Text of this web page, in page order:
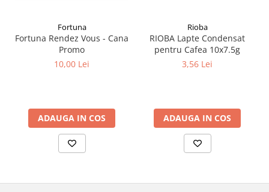
Fortuna
Fortuna Rendez Vous - Cana
Promo
10,00 Lei
ADAUGA IN COS
Rioba
RIOBA Lapte Condensat
pentru Cafea 10x7.5g
3,56 Lei
ADAUGA IN COS